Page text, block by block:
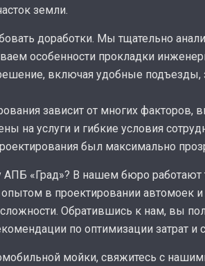
земли.
доработки. Мы тщательно
особенности прокладки
включая удобные
зависит от многих факторов,
на услуги и гибкие условия
был максимально
АПБ «Град»? В нашем бюро работают
в проектировании автомоек
Обратившись к нам, вы
по оптимизации затрат и
мойки, свяжитесь с